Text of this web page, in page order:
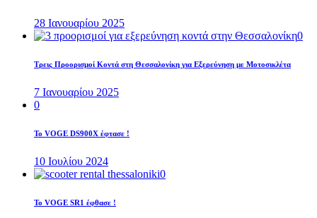
28 Ιανουαρίου 2025
0
Τρεις Προορισμοί Κοντά στη Θεσσαλονίκη για Εξερεύνηση με Μοτοσικλέτα
7 Ιανουαρίου 2025
0
Το VOGE DS900X έφτασε !
10 Ιουλίου 2024
0
Το VOGE SR1 έφθασε !